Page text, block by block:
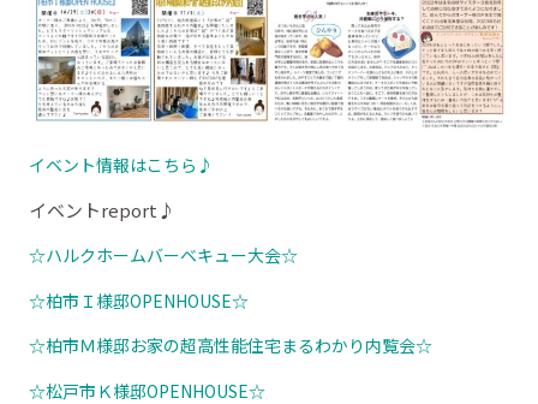
イベント情報はこちら♪
イベントreport♪
☆ハルクホームバーベキュー大会☆
☆柏市Ｉ様邸OPENHOUSE☆
☆柏市Ｍ様邸お家の超高性能住宅まるわかり内覧会☆
☆松戸市Ｋ様邸OPENHOUSE☆